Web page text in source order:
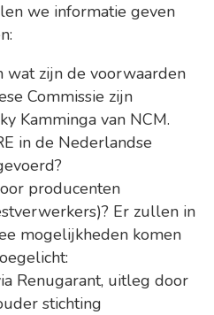
we informatie geven
wat zijn de voorwaarden
Commissie zijn
Kamminga van NCM.
in de Nederlandse
producenten
Er zullen in
mogelijkheden komen
Renugarant, uitleg door
stichting